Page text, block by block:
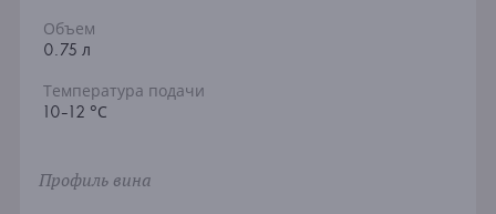
Объем
0.75 л
Температура подачи
10-12 °С
Профиль вина